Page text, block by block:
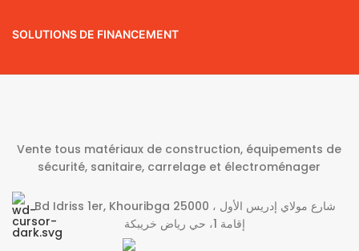
SOLUTIONS DE FINANCEMENT
Vente tous matériaux de construction, équipements de
sécurité, sanitaire, carrelage et électroménager
Bd Idriss 1er, Khouribga 25000 شارع مولاي إدريس الأول ،
إقامة 1، حي رياض خريبكة